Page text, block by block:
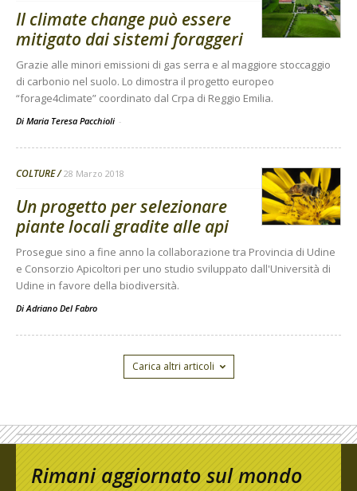
Il climate change può essere
mitigato dai sistemi foraggeri
Grazie alle minori emissioni di gas serra e al maggiore stoccaggio
di carbonio nel suolo. Lo dimostra il progetto europeo
“forage4climate” coordinato dal Crpa di Reggio Emilia.
Di Maria Teresa Pacchioli -
COLTURE 28 Marzo 2018
Un progetto per selezionare
piante locali gradite alle api
Prosegue sino a fine anno la collaborazione tra Provincia di Udine
e Consorzio Apicoltori per uno studio sviluppato dall'Università di
Udine in favore della biodiversità.
DiAdriano Del Fabro
Carica altri articoli
Rimani aggiornato sul mondo